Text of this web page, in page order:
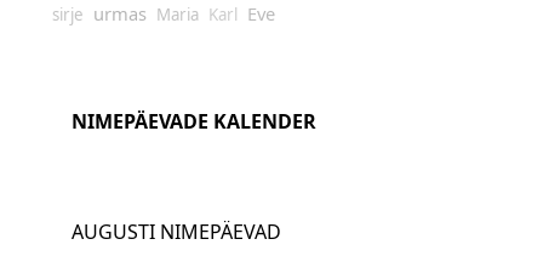
sirje urmas Maria Karl Eve
NIMEPÄEVADE KALENDER
AUGUSTI NIMEPÄEVAD